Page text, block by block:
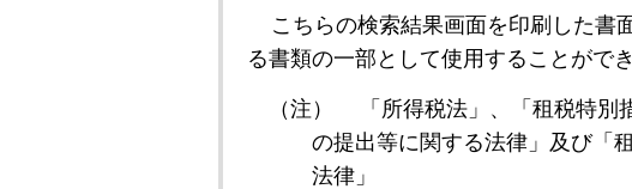
こちらの検索結果画面を印刷した書
る書類の一部として使用することができ
（注）
「所得税法」、「租税特
の提出等に関する法律」及び「
法律」